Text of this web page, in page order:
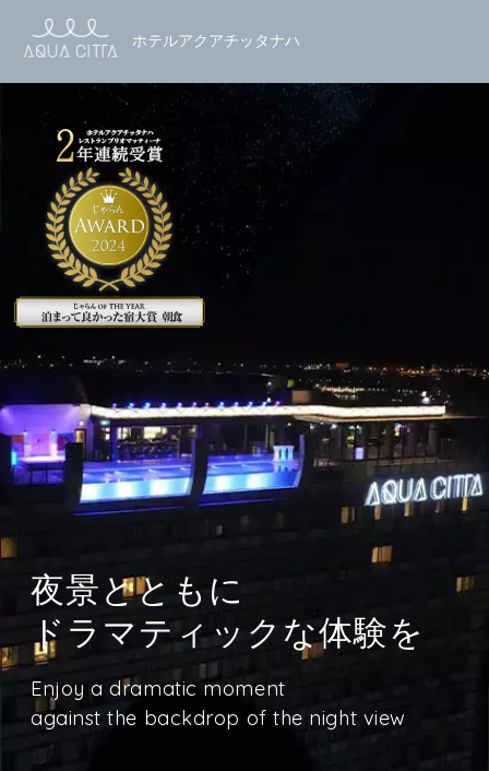
ホテルアクアチッタナハ
日常を離れ、
心ほぐれるひとときを
From city lights to starlit nights,
Naha’s most refreshing retreat awaits.
那覇の街を見下ろす
シースループールで過ごす
贅沢な時間
Enjoy a luxurious experience in the glass-
bottomed
pool overlooking the city of Naha
夜景とともに
ドラマティックな体験を
Enjoy a dramatic moment
against the backdrop of the night view
心まで満たす、
地中海の朝市を
テーマにした自慢の朝食
Our signature breakfast that warms the
heart
慶良間諸島への玄関口
泊ふ頭旅客ターミナル
徒歩2分
Only a 2-minute walk to Tomari Port
Passenger Terminal
the gateway to the Kerama Islands.